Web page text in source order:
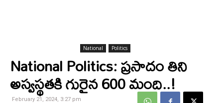
National Politics
National Politics: ప్రసాదం తిని
అస్వస్థతకి గురైన 600 మంది..!
February 21, 2024, 3:27 pm